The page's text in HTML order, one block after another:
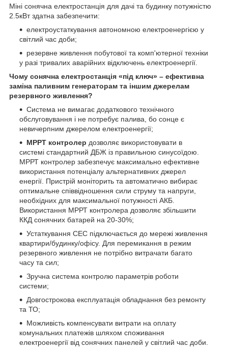
Міні сонячна електростанція для дачі та будинку потужністю
2.5кВт здатна забезпечити:
електроустаткування автономною електроенергією у
світлий час доби;
резервне живлення побутової та комп'ютерної техніки
у разі тривалих аварійних відключень електроенергії.
Чому сонячна електростанція «під ключ» – ефективна
заміна паливним генераторам та іншим джерелам
резервного живлення?
Система не вимагає додаткового технічного
обслуговування і не потребує палива, бо сонце є
невичерпним джерелом електроенергії;
MPPT контролер дозволяє використовувати в
системі стандартний ДБЖ із правильною синусоїдою.
МРРТ контролер забезпечує максимально ефективне
використання потенціалу альтернативних джерел
енергії. Пристрій моніторить та автоматично вибирає
оптимальне співвідношення сили струму та напруги,
необхідних для максимальної потужності АКБ.
Використання МРРТ контролера дозволяє збільшити
ККД сонячних батарей на 20-30%;
Устаткування СЕС підключається до мережі живлення
квартири/будинку/офісу. Для перемикання в режим
резервного живлення не потрібно витрачати багато
часу та сил;
Зручна система контролю параметрів роботи
системи;
Довгострокова експлуатація обладнання без ремонту
та ТО;
Можливість компенсувати витрати на оплату
комунальних платежів шляхом споживання
електроенергії від сонячних панелей у світлий час доби.